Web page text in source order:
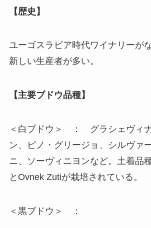
【歴史】
ユーゴスラビア時代ワイナリーが
新しい生産者が多い。
【主要ブドウ品種】
＜白ブドウ＞ ： グラシェヴィ
ン、ピノ・グリージョ、シルヴァ
ニ、ソーヴィニヨンなど。土着品
とOvnek Zutiが栽培されている。
＜黒ブドウ＞ ：